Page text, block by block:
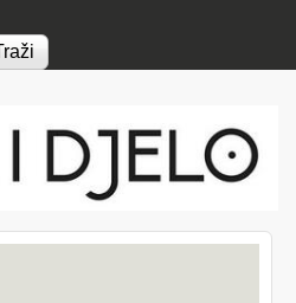
i djelo